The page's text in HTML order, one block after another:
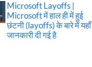
Microsoft Layoffs |
Microsoft में हाल ही में हुई
छंटनी (layoffs) के बारे में यहाँ
जानकारी दी गई है